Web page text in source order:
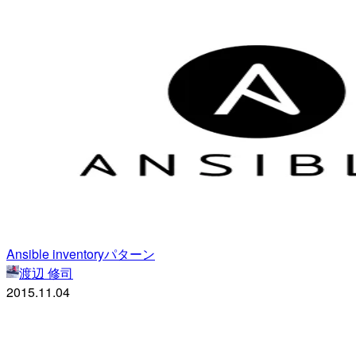
Ansible inventoryパターン
渡辺 修司
2015.11.04